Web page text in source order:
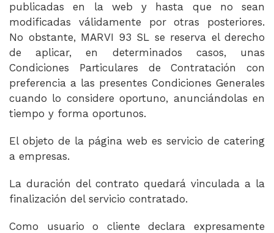
publicadas en la web y hasta que no sean
modificadas válidamente por otras posteriores.
No obstante, MARVI 93 SL se reserva el derecho
de aplicar, en determinados casos, unas
Condiciones Particulares de Contratación con
preferencia a las presentes Condiciones Generales
cuando lo considere oportuno, anunciándolas en
tiempo y forma oportunos.
El objeto de la página web es servicio de catering
a empresas.
La duración del contrato quedará vinculada a la
finalización del servicio contratado.
Como usuario o cliente declara expresamente